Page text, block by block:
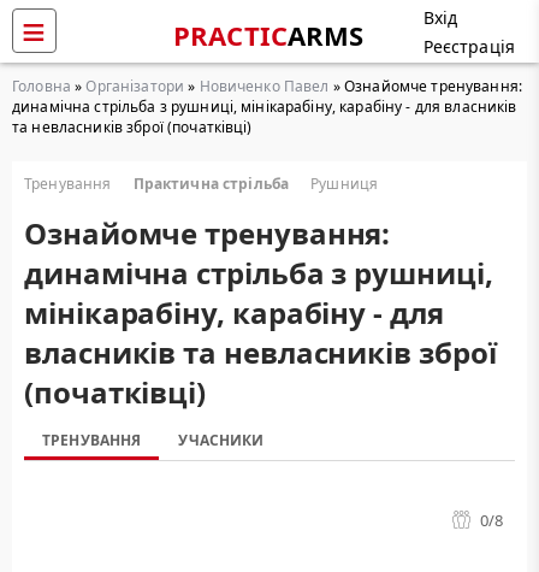
PRACTICARMS
Вхід
Реєстрація
Головна »Організатори » Новиченко Павел » Ознайомче тренування:
динамічна стрільба з рушниці, мінікарабіну, карабіну - для власників
та невласників зброї (початківці)
Тренування Практична стрільба Рушниця
Ознайомче тренування:
динамічна стрільба з рушниці,
мінікарабіну, карабіну - для
власників та невласників зброї
(початківці)
ТРЕНУВАННЯ УЧАСНИКИ
0/8